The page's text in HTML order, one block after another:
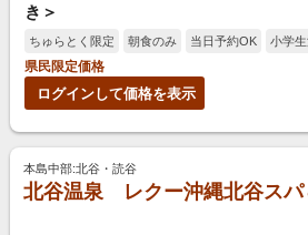
き＞
ちゅらとく限定 朝食のみ 当日予約OK 小学
県民限定価格
ログインして価格を表示
本島中部:北谷・読谷
北谷温泉 レクー沖縄北谷スパ